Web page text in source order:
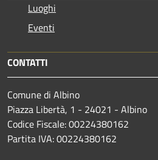
Luoghi
Eventi
CONTATTI
Comune di Albino
Piazza Libertà, 1 - 24021 - Albino
Codice Fiscale: 00224380162
Partita IVA: 00224380162